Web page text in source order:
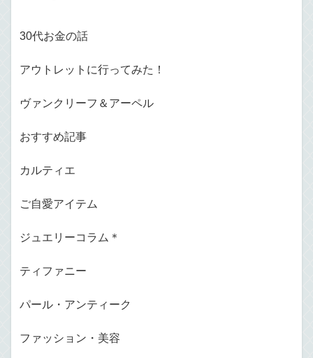
30代お金の話
アウトレットに行ってみた！
ヴァンクリーフ＆アーペル
おすすめ記事
カルティエ
ご自愛アイテム
ジュエリーコラム＊
ティファニー
パール・アンティーク
ファッション・美容